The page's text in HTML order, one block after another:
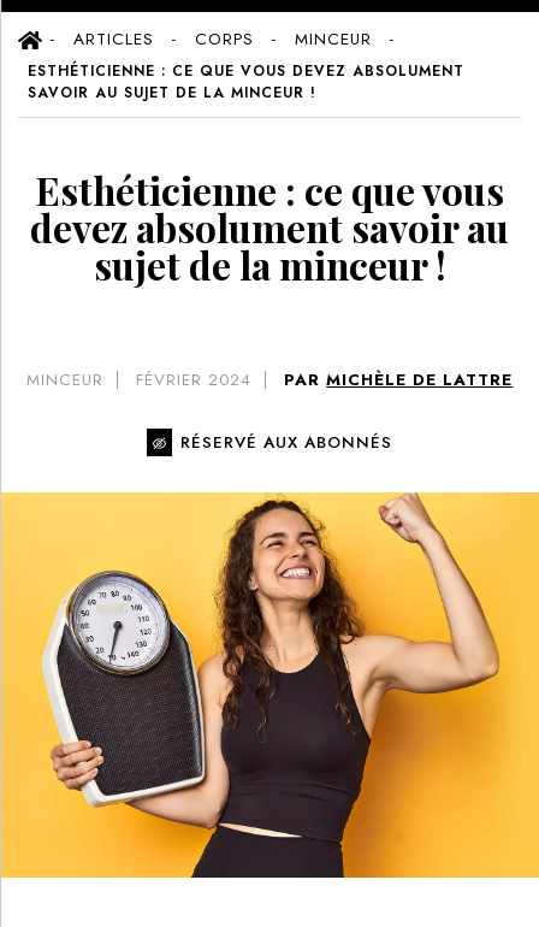
ARTICLES CORPS MINCEUR
ESTHÉTICIENNE : CE QUE VOUS DEVEZ ABSOLUMENT
SAVOIR AU SUJET DE LA MINCEUR !
Esthéticienne : ce que vous
devez absolument savoir au
sujet de la minceur !
MINCEUR FÉVRIER 2024 PAR MICHÈLE DE LATTRE
RÉSERVÉ AUX ABONNÉS